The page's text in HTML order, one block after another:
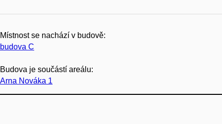
Místnost se nachází v budově:
budova C
Budova je součástí areálu:
Arna Nováka 1